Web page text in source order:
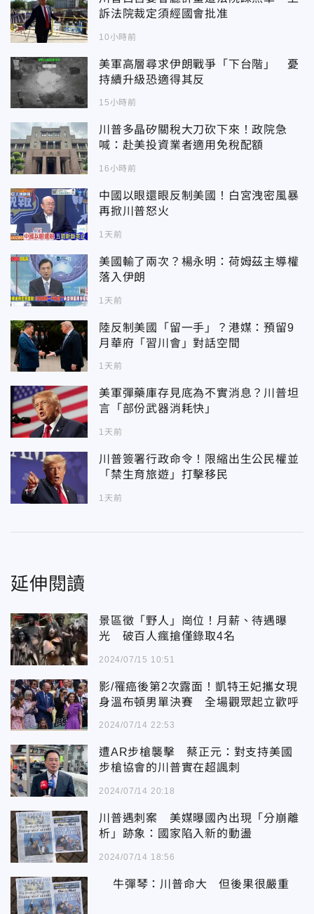
訴法院裁定須經國會批准
10小時前
美軍高層尋求伊朗戰爭「下台階」 憂
持續升級恐適得其反
15小時前
川普多晶矽關稅大刀砍下來！政院急
喊：赴美投資業者適用免稅配額
16小時前
中國以眼還眼反制美國！白宮洩密風暴
再掀川普怒火
1天前
美國輸了兩次？楊永明：荷姆茲主導權
落入伊朗
1天前
陸反制美國「留一手」？港媒：預留9
月華府「習川會」對話空間
1天前
美軍彈藥庫存見底為不實消息？川普坦
言「部份武器消耗快」
1天前
川普簽署行政命令！限縮出生公民權並
「禁生育旅遊」打擊移民
1天前
延伸閱讀
景區徵「野人」崗位！月薪、待遇曝
光 破百人瘋搶僅錄取4名
2024/07/15 10:51
影/罹癌後第2次露面！凱特王妃攜女現
身溫布頓男單決賽 全場觀眾起立歡呼
2024/07/14 22:53
遭AR步槍襲擊 蔡正元：對支持美國
步槍協會的川普實在超諷刺
2024/07/14 20:18
川普遇刺案 美媒曝國內出現「分崩離
析」跡象：國家陷入新的動盪
2024/07/14 18:56
牛彈琴：川普命大 但後果很嚴重